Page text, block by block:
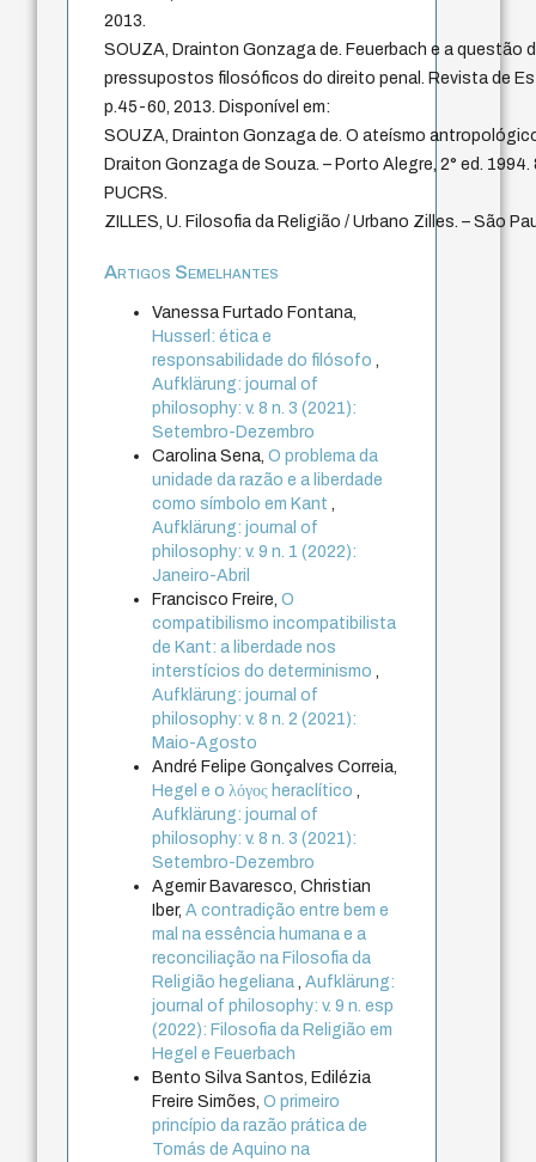
2013.
SOUZA, Drainton Gonzaga de. Feuerbach e a questão
pressupostos filosóficos do direito penal. Revista de
p.45-60, 2013. Disponível em:
SOUZA, Drainton Gonzaga de. O ateísmo
Draiton Gonzaga de Souza. – Porto Alegre, 2° ed.
PUCRS.
ZILLES, U. Filosofia da Religião / Urbano Zilles. – São
Artigos Semelhantes
Vanessa Furtado Fontana,
Husserl: ética e
responsabilidade do filósofo
Aufklärung: journal of
philosophy: v. 8 n. 3 (2021):
Setembro-Dezembro
Carolina Sena,O problema da
unidade da razão e a liberdade
como símbolo em Kant
Aufklärung: journal of
philosophy: v. 9 n. 1 (2022):
Janeiro-Abril
Francisco Freire,O
compatibilismo incompatibilista
de Kant: a liberdade nos
interstícios do determinismo
Aufklärung: journal of
philosophy: v. 8 n. 2 (2021):
Maio-Agosto
André Felipe Gonçalves Correia,
Hegel e o λόγος heraclítico
Aufklärung: journal of
philosophy: v. 8 n. 3 (2021):
Setembro-Dezembro
Agemir Bavaresco, Christian
Iber,A contradição entre bem e
mal na essência humana e a
reconciliação na Filosofia da
Religião hegeliana ,Aufklärung:
journal of philosophy: v. 9 n. esp
(2022): Filosofia da Religião em
Hegel e Feuerbach
Bento Silva Santos, Edilézia
Freire Simões,O primeiro
princípio da razão prática de
Tomás de Aquino na